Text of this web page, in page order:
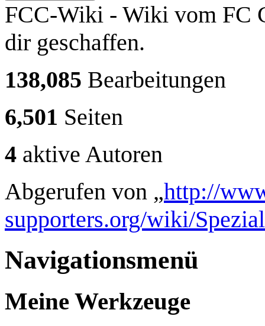
FCC-Wiki - Wiki vom FC
dir geschaffen.
138,085 Bearbeitungen
6,501 Seiten
4 aktive Autoren
Abgerufen von „http://
supporters.org/wiki/
Navigationsmenü
Meine Werkzeuge